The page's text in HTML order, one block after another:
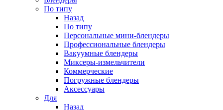
По типу
Назад
По типу
Персональные мини-блендеры
Профессиональные блендеры
Вакуумные блендеры
Миксеры-измельчители
Коммерческие
Погружные блендеры
Аксессуары
Для
Назад